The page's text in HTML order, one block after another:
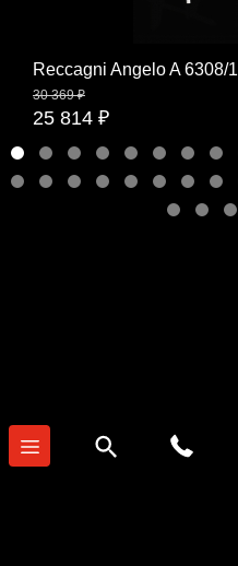
Reccagni Angelo A 6308/1
30 369 ₽
25 814 ₽